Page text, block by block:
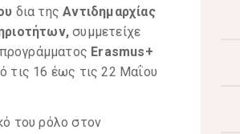
δια τηςΑντιδημαρχίας
συμμετείχε
Erasmus+
τις 16 έως τις 22 Μαΐου
του ρόλο στον